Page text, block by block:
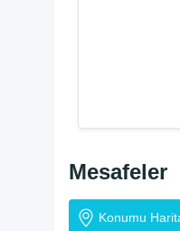
Mesafeler
Konumu